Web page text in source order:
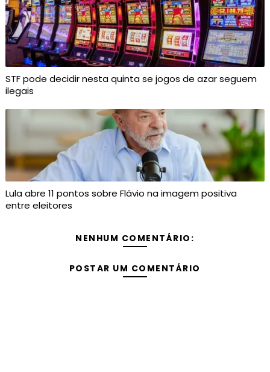
STF pode decidir nesta quinta se jogos de azar seguem
ilegais
Lula abre 11 pontos sobre Flávio na imagem positiva
entre eleitores
NENHUM COMENTÁRIO:
POSTAR UM COMENTÁRIO